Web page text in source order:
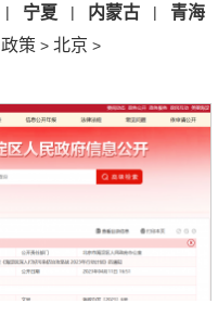
| 宁夏 | 内蒙古 | 青海
政策 > 北京 >